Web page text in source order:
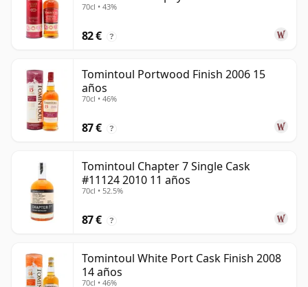
70cl • 43%
82 € ?
Tomintoul Portwood Finish 2006 15
años
70cl • 46%
87 € ?
Tomintoul Chapter 7 Single Cask
#11124 2010 11 años
70cl • 52.5%
87 € ?
Tomintoul White Port Cask Finish 2008
14 años
70cl • 46%